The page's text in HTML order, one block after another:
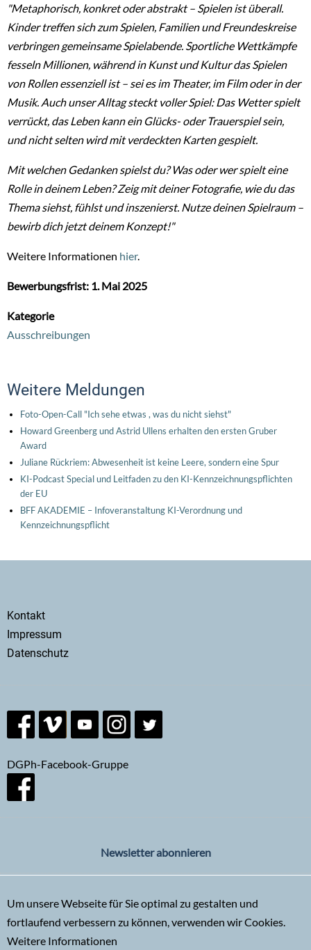
"Metaphorisch, konkret oder abstrakt – Spielen ist überall.
Kinder treffen sich zum Spielen, Familien und Freundeskreise
verbringen gemeinsame Spielabende. Sportliche Wettkämpfe
fesseln Millionen, während in Kunst und Kultur das Spielen
von Rollen essenziell ist – sei es im Theater, im Film oder in der
Musik. Auch unser Alltag steckt voller Spiel: Das Wetter spielt
verrückt, das Leben kann ein Glücks- oder Trauerspiel sein,
und nicht selten wird mit verdeckten Karten gespielt.
Mit welchen Gedanken spielst du? Was oder wer spielt eine
Rolle in deinem Leben? Zeig mit deiner Fotografie, wie du das
Thema siehst, fühlst und inszenierst. Nutze deinen Spielraum –
bewirb dich jetzt deinem Konzept!"
Weitere Informationen hier.
Bewerbungsfrist: 1. Mai 2025
Kategorie
Ausschreibungen
Weitere Meldungen
Foto-Open-Call "Ich sehe etwas , was du nicht siehst"
Howard Greenberg und Astrid Ullens erhalten den ersten Gruber
Award
Juliane Rückriem: Abwesenheit ist keine Leere, sondern eine Spur
KI-Podcast Special und Leitfaden zu den KI-Kennzeichnungspflichten
der EU
BFF AKADEMIE – Infoveranstaltung KI-Verordnung und
Kennzeichnungspflicht
Secondary
menu
Kontakt
Impressum
Datenschutz
DGPh-Facebook-Gruppe
Newsletter abonnieren
Um unsere Webseite für Sie optimal zu gestalten und
fortlaufend verbessern zu können, verwenden wir Cookies.
Weitere Informationen